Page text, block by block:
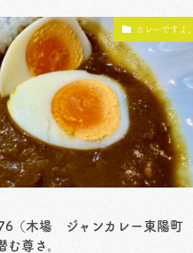
カレーですよ。
（木場 ジャンカレー東陽町
む尊さ。